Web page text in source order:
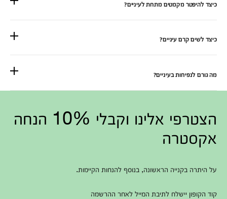
כיצד להיפטר מקמטים מתחת לעיניים?
כיצד לשים קרם עיניים?
מה גורם לנפיחות בעיניים?
הצטרפי אלינו וקבלי 10% הנחה
אקסטרה
על היתרה בקנייה הראשונה, בנוסף להנחות הקיימות.
קוד הקופון יישלח לתיבת המייל לאחר ההרשמה